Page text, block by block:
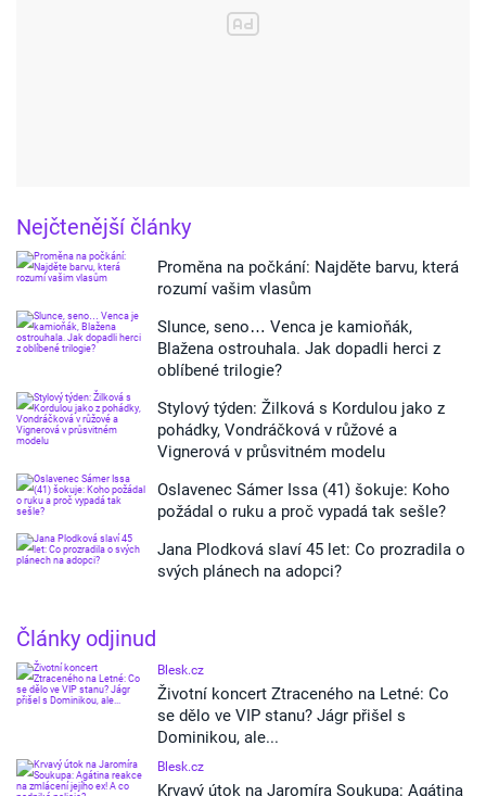
Nejčtenější články
Proměna na počkání: Najděte barvu, která
rozumí vašim vlasům
Slunce, seno… Venca je kamioňák,
Blažena ostrouhala. Jak dopadli herci z
oblíbené trilogie?
Stylový týden: Žilková s Kordulou jako z
pohádky, Vondráčková v růžové a
Vignerová v průsvitném modelu
Oslavenec Sámer Issa (41) šokuje: Koho
požádal o ruku a proč vypadá tak sešle?
Jana Plodková slaví 45 let: Co prozradila o
svých plánech na adopci?
Články odjinud
Blesk.cz
Životní koncert Ztraceného na Letné: Co
se dělo ve VIP stanu? Jágr přišel s
Dominikou, ale...
Blesk.cz
Krvavý útok na Jaromíra Soukupa: Agátina